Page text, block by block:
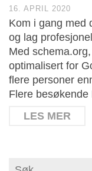
16. APRIL 2020
Kom i gang med
og lag
Med
optimalisert for
flere personer
Flere
LES MER
Search